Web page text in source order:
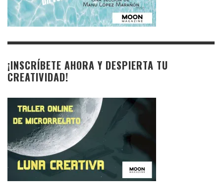
¡INSCRÍBETE AHORA Y DESPIERTA TU
CREATIVIDAD!